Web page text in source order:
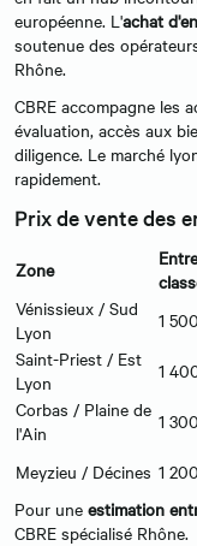
européenne. L'achat
soutenue des
Rhône.
CBRE accompagne les
évaluation, accès aux
diligence. Le marché
rapidement.
Prix de vente des
Zone
Vénissieux / Sud
Lyon
1
Saint-Priest / Est
Lyon
1
Corbas / Plaine de
l'Ain
1
Meyzieu / Décines 1
Pour une estimation
CBRE spécialisé Rhône.